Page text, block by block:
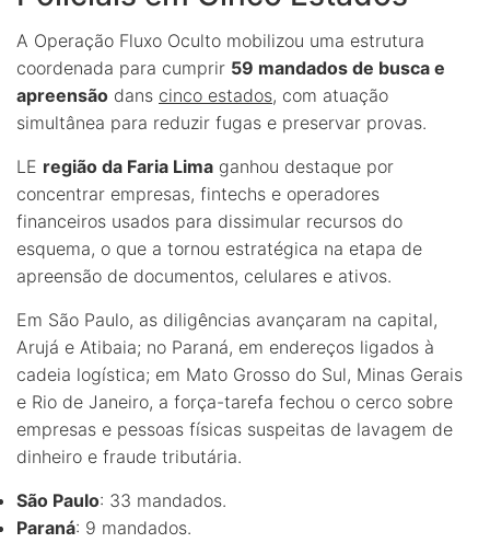
A Operação Fluxo Oculto mobilizou uma estrutura
coordenada para cumprir 59 mandados de busca e
apreensão dans cinco estados, com atuação
simultânea para reduzir fugas e preservar provas.
LE região da Faria Lima ganhou destaque por
concentrar empresas, fintechs e operadores
financeiros usados para dissimular recursos do
esquema, o que a tornou estratégica na etapa de
apreensão de documentos, celulares e ativos.
Em São Paulo, as diligências avançaram na capital,
Arujá e Atibaia; no Paraná, em endereços ligados à
cadeia logística; em Mato Grosso do Sul, Minas Gerais
e Rio de Janeiro, a força-tarefa fechou o cerco sobre
empresas e pessoas físicas suspeitas de lavagem de
dinheiro e fraude tributária.
São Paulo: 33 mandados.
Paraná: 9 mandados.